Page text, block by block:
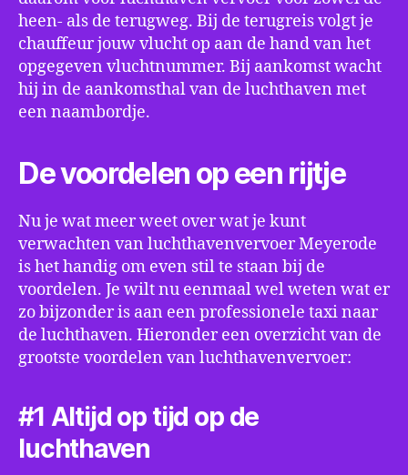
heen- als de terugweg. Bij de terugreis volgt je
chauffeur jouw vlucht op aan de hand van het
opgegeven vluchtnummer. Bij aankomst wacht
hij in de aankomsthal van de luchthaven met
een naambordje.
De voordelen op een rijtje
Nu je wat meer weet over wat je kunt
verwachten van luchthavenvervoer Meyerode
is het handig om even stil te staan bij de
voordelen. Je wilt nu eenmaal wel weten wat er
zo bijzonder is aan een professionele taxi naar
de luchthaven. Hieronder een overzicht van de
grootste voordelen van luchthavenvervoer:
#1 Altijd op tijd op de
luchthaven